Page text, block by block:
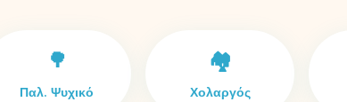
🌳
Παλ. Ψυχικό
🏘️
Χολαργός